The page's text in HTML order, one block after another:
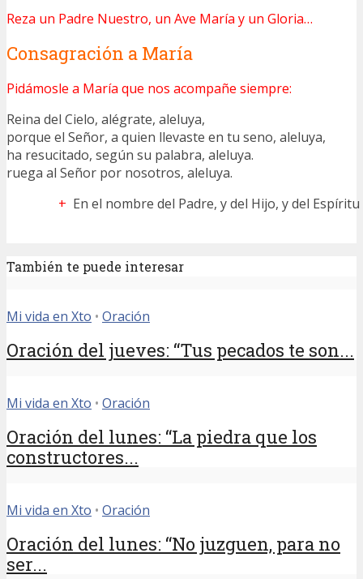
Reza un Padre Nuestro, un Ave María y un Gloria…
Consagración a María
Pidámosle a María que nos acompañe siempre:
Reina del Cielo, alégrate, aleluya,
porque el Señor, a quien llevaste en tu seno, aleluya,
ha resucitado, según su palabra, aleluya.
ruega al Señor por nosotros, aleluya.
+ En el nombre del Padre, y del Hijo, y del Espíritu
También te puede interesar
Mi vida en Xto • Oración
Oración del jueves: “Tus pecados te son...
Mi vida en Xto • Oración
Oración del lunes: “La piedra que los
constructores...
Mi vida en Xto • Oración
Oración del lunes: “No juzguen, para no
ser...